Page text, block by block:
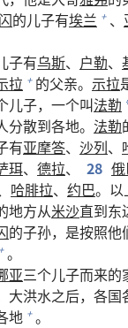
闪的儿子有埃兰 + 、
子有乌斯、 户勒、
拉 + 的父亲。 示拉
儿子，一个叫法勒
散到各地。 法勒
有亚摩答、 沙列、
珥、 德拉、 28
哈腓拉、 约巴。以
地方从米沙直到东
的子孙，是按照
+ 。
亚三个儿子而来
大洪水之后，各
地 + 。